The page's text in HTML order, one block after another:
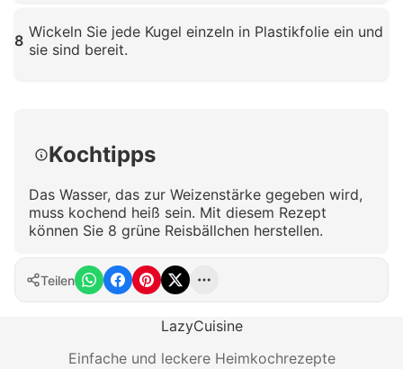
8 Wickeln Sie jede Kugel einzeln in Plastikfolie ein und
sie sind bereit.
Kochtipps
Das Wasser, das zur Weizenstärke gegeben wird,
muss kochend heiß sein. Mit diesem Rezept
können Sie 8 grüne Reisbällchen herstellen.
Teilen
LazyCuisine
Einfache und leckere Heimkochrezepte